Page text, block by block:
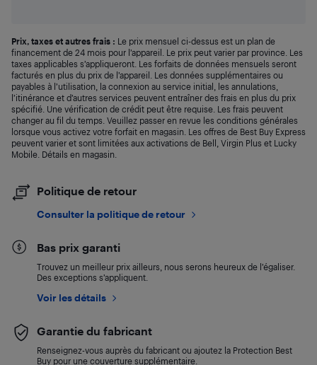
Prix, taxes et autres frais : Le prix mensuel ci-dessus est un plan de
financement de 24 mois pour l’appareil. Le prix peut varier par province. Les
taxes applicables s’appliqueront. Les forfaits de données mensuels seront
facturés en plus du prix de l’appareil. Les données supplémentaires ou
payables à l’utilisation, la connexion au service initial, les annulations,
l’itinérance et d’autres services peuvent entraîner des frais en plus du prix
spécifié. Une vérification de crédit peut être requise. Les frais peuvent
changer au fil du temps. Veuillez passer en revue les conditions générales
lorsque vous activez votre forfait en magasin. Les offres de Best Buy Express
peuvent varier et sont limitées aux activations de Bell, Virgin Plus et Lucky
Mobile. Détails en magasin.
Politique de retour
Consulter la politique de retour
Bas prix garanti
Trouvez un meilleur prix ailleurs, nous serons heureux de l’égaliser.
Des exceptions s’appliquent.
Voir les détails
Garantie du fabricant
Renseignez-vous auprès du fabricant ou ajoutez la Protection Best
Buy pour une couverture supplémentaire.